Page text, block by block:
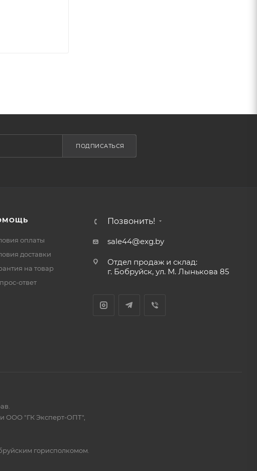
ПОДПИСАТЬСЯ
оплаты
доставки
на товар
ответ
Позвонить!
sale44@exg.by
Отдел продаж и склад:
г. Бобруйск, ул. М. Лынькова 85
ООО "ГК Эксперт-ОПТ",
горисполкомом.